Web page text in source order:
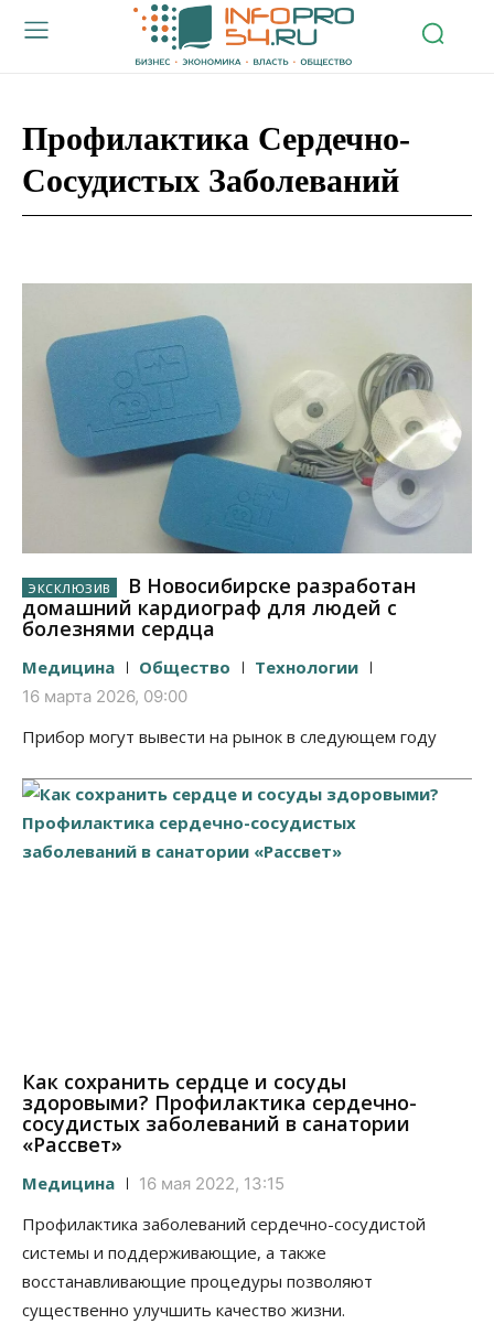
Профилактика Сердечно-
Сосудистых Заболеваний
В Новосибирске разработан
домашний кардиограф для людей с
болезнями сердца
Медицина Общество Технологии
16 марта 2026, 09:00
Прибор могут вывести на рынок в следующем году
Как сохранить сердце и сосуды
здоровыми? Профилактика сердечно-
сосудистых заболеваний в санатории
«Рассвет»
Медицина 16 мая 2022, 13:15
Профилактика заболеваний сердечно-сосудистой
системы и поддерживающие, а также
восстанавливающие процедуры позволяют
существенно улучшить качество жизни.